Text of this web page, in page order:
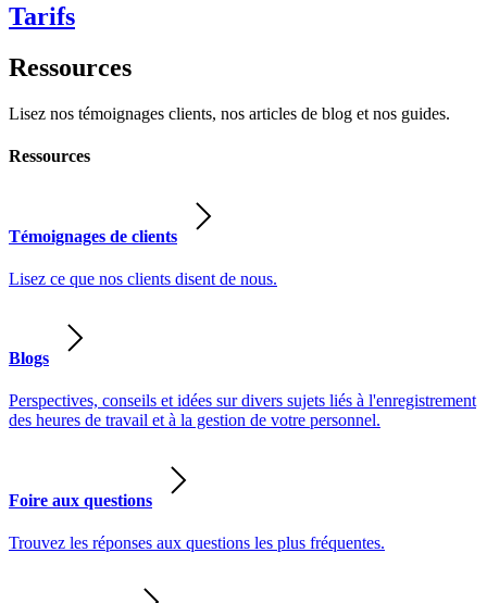
Tarifs
Ressources
Lisez nos témoignages clients, nos articles de blog et nos guides.
Ressources
Témoignages de clients
Lisez ce que nos clients disent de nous.
Blogs
Perspectives, conseils et idées sur divers sujets liés à l'enregistrement
des heures de travail et à la gestion de votre personnel.
Foire aux questions
Trouvez les réponses aux questions les plus fréquentes.